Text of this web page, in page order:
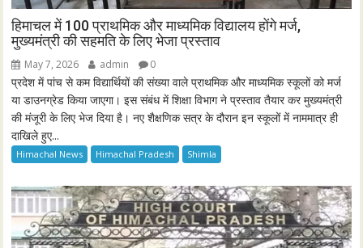
हिमाचल में 100 प्राथमिक और माध्यमिक विद्यालय होंगे मर्ज,
मुख्यमंत्री की सहमति के लिए भेजा प्रस्ताव
May 7, 2026 admin 0
प्रदेश में पांच से कम विद्यार्थियों की संख्या वाले प्राथमिक और माध्यमिक स्कूलों को मर्ज
या डाउनग्रेड किया जाएगा। इस संबंध में शिक्षा विभाग ने प्रस्ताव तैयार कर मुख्यमंत्री
की मंजूरी के लिए भेज दिया है। नए शैक्षणिक सत्र के दौरान इन स्कूलों में नाममात्र ही
दाखिले हुए...
Himachal News Himachal Pradesh Shimla